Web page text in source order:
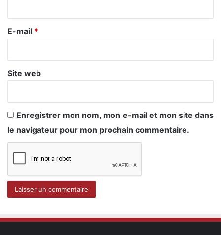
r
e
E-mail *
Site web
Enregistrer mon nom, mon e-mail et mon site dans
le navigateur pour mon prochain commentaire.